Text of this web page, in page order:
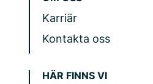
Karriär
Kontakta oss
HÄR FINNS VI